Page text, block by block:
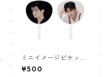
ミニイメージピケット
(Mini Image Picket)
うちわ - ASTRO チャ
¥500